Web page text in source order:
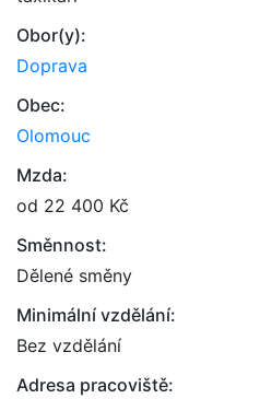
Obor(y):
Doprava
Obec:
Olomouc
Mzda:
od 22 400 Kč
Směnnost:
Dělené směny
Minimální vzdělání:
Bez vzdělání
Adresa pracoviště: